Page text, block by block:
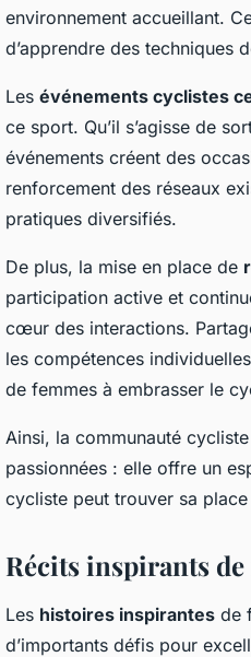
environnement accueillant.
d’apprendre des techniques
Les événements cyclistes
ce sport. Qu’il s’agisse de
événements créent des
renforcement des réseaux
pratiques diversifiés.
De plus, la mise en place de
participation active et
cœur des interactions.
les compétences
de femmes à embrasser le
Ainsi, la communauté
passionnées : elle offre un
cycliste peut trouver sa
Récits inspirants
Les histoires inspirantes de
d’importants défis pour